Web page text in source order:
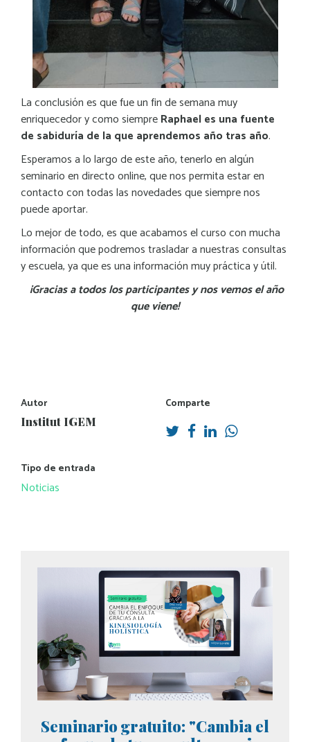
Autor
Institut IGEM
Comparte
Tipo de entrada
Noticias
La conclusión es que fue un fin de semana muy
enriquecedor y como siempreRaphael es una fuente
de sabiduría de la que aprendemos año tras año.
Esperamos a lo largo de este año, tenerlo en algún
seminario en directo online, que nos permita estar en
contacto con todas las novedades que siempre nos
puede aportar.
Lo mejor de todo, es que acabamos el curso con mucha
información que podremos trasladar a nuestras consultas
y escuela, ya que es una información muy práctica y útil.
¡Gracias a todos los participantes y nos vemos el año
que viene!
Seminario gratuito: "Cambia el